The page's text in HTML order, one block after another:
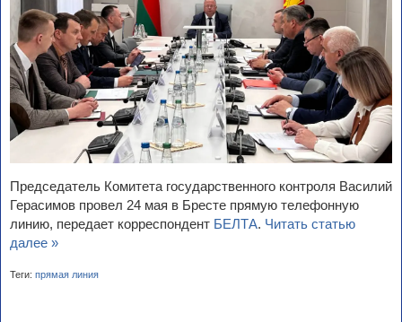
Председатель Комитета государственного контроля Василий
Герасимов провел 24 мая в Бресте прямую телефонную
линию, передает корреспондент БЕЛТА. Читать статью
далее »
Теги: прямая линия